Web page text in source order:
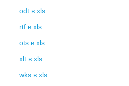
odt в xls
rtf в xls
ots в xls
xlt в xls
wks в xls